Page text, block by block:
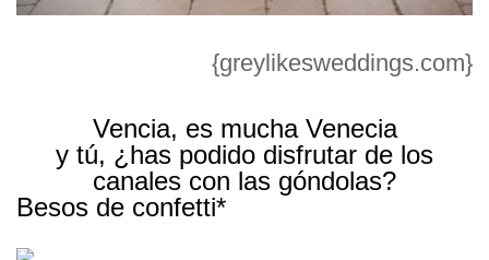
{greylikesweddings.com}
Vencia, es mucha Venecia
y tú, ¿has podido disfrutar de los
canales con las góndolas?
Besos de confetti*